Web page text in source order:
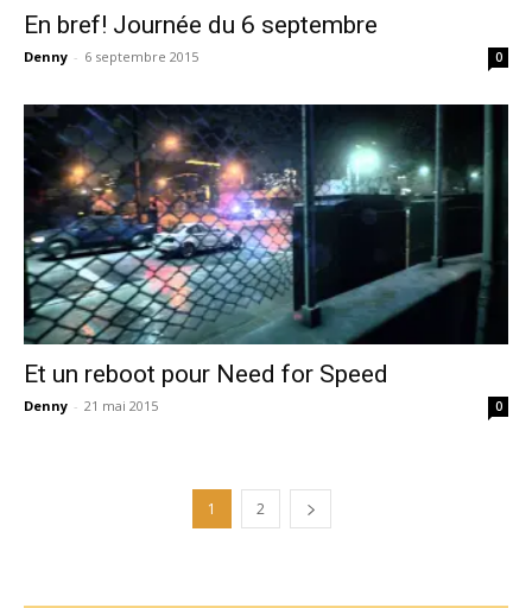
En bref! Journée du 6 septembre
Denny - 6 septembre 2015 0
Et un reboot pour Need for Speed
Denny - 21 mai 2015 0
1 2